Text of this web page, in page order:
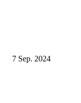
7 Sep. 2024